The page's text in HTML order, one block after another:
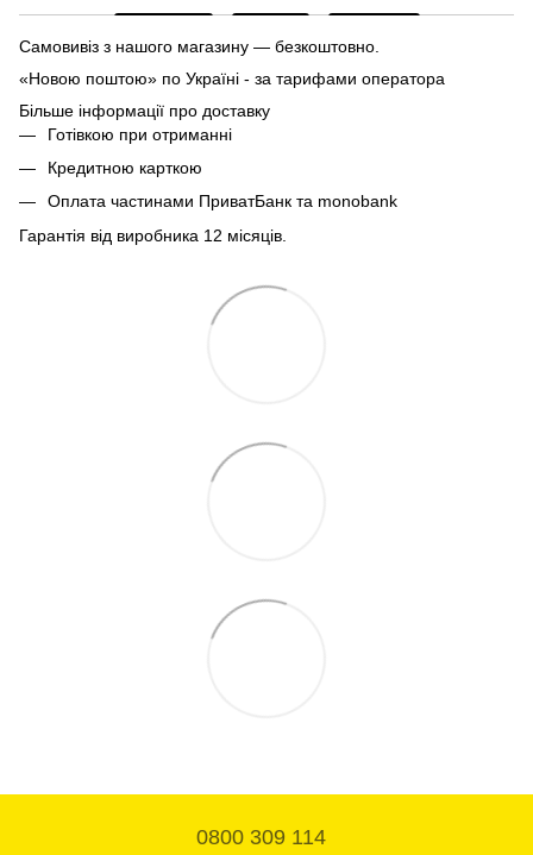
Самовивіз з нашого магазину — безкоштовно.
«Новою поштою» по Україні - за тарифами оператора
Більше інформації про доставку
Готівкою при отриманні
Кредитною карткою
Оплата частинами ПриватБанк та monobank
Гарантія від виробника 12 місяців.
0800 309 114